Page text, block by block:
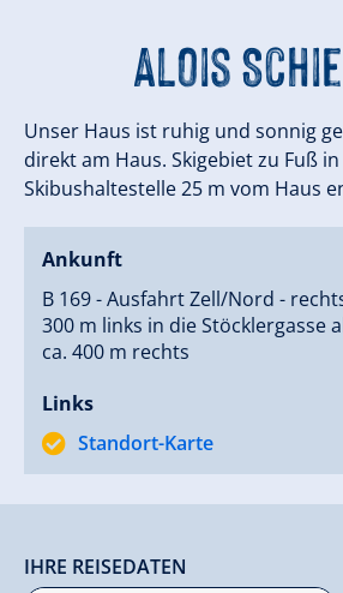
Alois
Unser Haus ist ruhig und sonnig
direkt am Haus. Skigebiet zu Fuß
Skibushaltestelle 25 m vom Haus
Ankunft
B 169 - Ausfahrt Zell/Nord -
300 m links in die Stöcklergasse
ca. 400 m rechts
Links
Standort-Karte
IHRE REISEDATEN